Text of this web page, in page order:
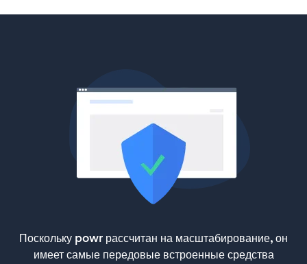
Поскольку powr рассчитан на масштабирование, он
имеет самые передовые встроенные средства